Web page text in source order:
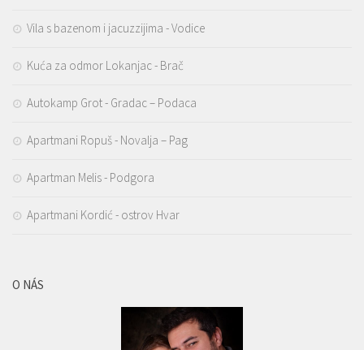
Vila s bazenom i jacuzzijima - Vodice
Kuća za odmor Lokanjac - Brač
Autokamp Grot - Gradac – Podaca
Apartmani Ropuš - Novalja – Pag
Apartman Melis - Podgora
Apartmani Kordić - ostrov Hvar
O NÁS